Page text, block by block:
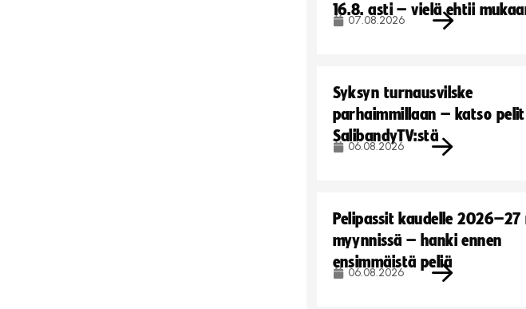
16.8. asti – vielä ehtii
07.08.2026
Syksyn turnausvilske
parhaimmillaan – katso pelit
SalibandyTV:stä
06.08.2026
Pelipassit kaudelle
myynnissä – hanki ennen
ensimmäistä peliä
06.08.2026